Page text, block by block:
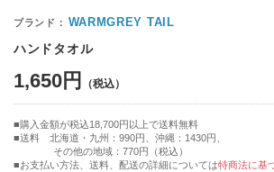
WARMGREY TAIL
ハンドタオル
1,650円
購入金額が税込18,700円以上で送料無料
送料 北海道・九州：990円、沖縄：1430円、
その他の地域：770円（税込）
■お支払い方法、送料、配送の詳細については特商法に基